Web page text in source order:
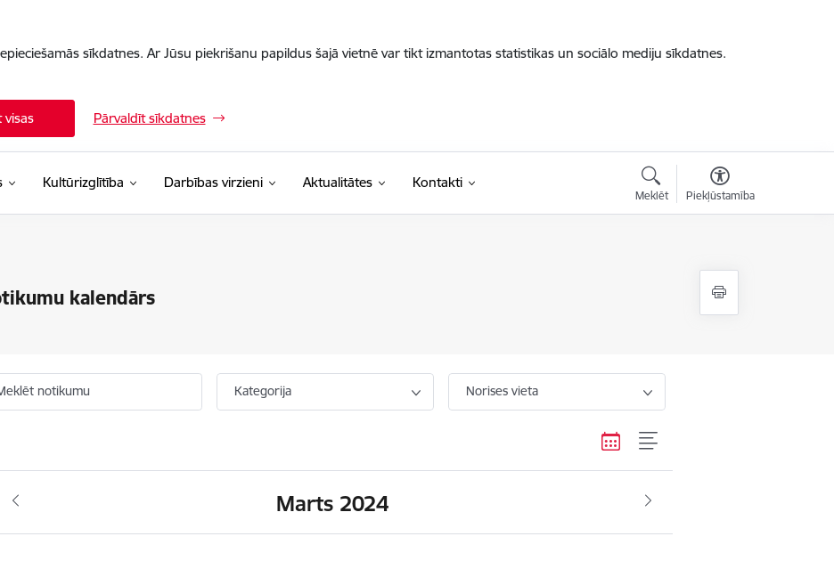
sīkdatnes. Ar Jūsu piekrišanu papildus šajā vietnē var tikt izmantotas statistikas un sociālo mediju sīkdatnes.
visas Pārvaldīt sīkdatnes
Kultūrizglītība Darbības virzieni Aktualitātes Kontakti
Meklēt Piekļūstamība
kalendārs
notikumu Kategorija Norises vieta
Marts 2024